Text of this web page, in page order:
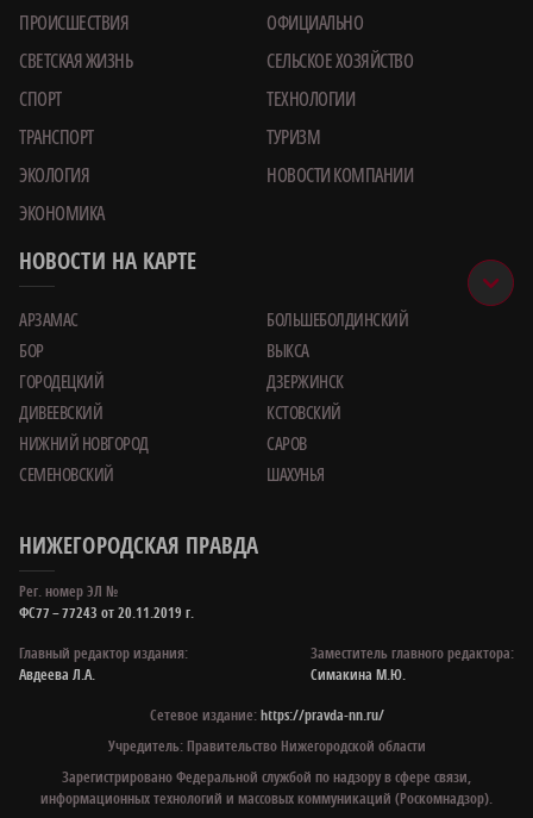
ПРОИСШЕСТВИЯ
ОФИЦИАЛЬНО
СВЕТСКАЯ ЖИЗНЬ
СЕЛЬСКОЕ ХОЗЯЙСТВО
СПОРТ
ТЕХНОЛОГИИ
ТРАНСПОРТ
ТУРИЗМ
ЭКОЛОГИЯ
НОВОСТИ КОМПАНИИ
ЭКОНОМИКА
НОВОСТИ НА КАРТЕ
АРЗАМАС
БОЛЬШЕБОЛДИНСКИЙ
БОР
ВЫКСА
ГОРОДЕЦКИЙ
ДЗЕРЖИНСК
ДИВЕЕВСКИЙ
КСТОВСКИЙ
НИЖНИЙ НОВГОРОД
САРОВ
СЕМЕНОВСКИЙ
ШАХУНЬЯ
НИЖЕГОРОДСКАЯ ПРАВДА
Рег. номер ЭЛ №
ФС77 – 77243 от 20.11.2019 г.
Главный редактор издания:
Авдеева Л.А.
Заместитель главного редактора:
Симакина М.Ю.
Сетевое издание:https://pravda-nn.ru/
Учредитель: Правительство Нижегородской области
Зарегистрировано Федеральной службой по надзору в сфере связи,
информационных технологий и массовых коммуникаций (Роскомнадзор).